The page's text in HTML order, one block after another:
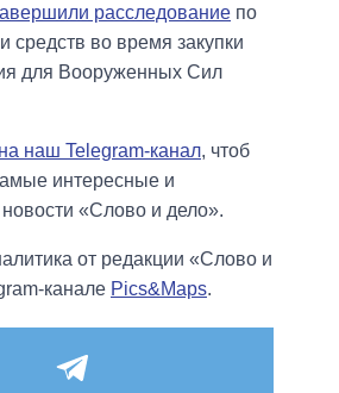
расследование по
средств во время закупки
для Вооруженных Сил
на наш Telegram-канал, чтоб
интересные и
«Слово и дело».
от редакции «Слово и
канале Pics&Maps.